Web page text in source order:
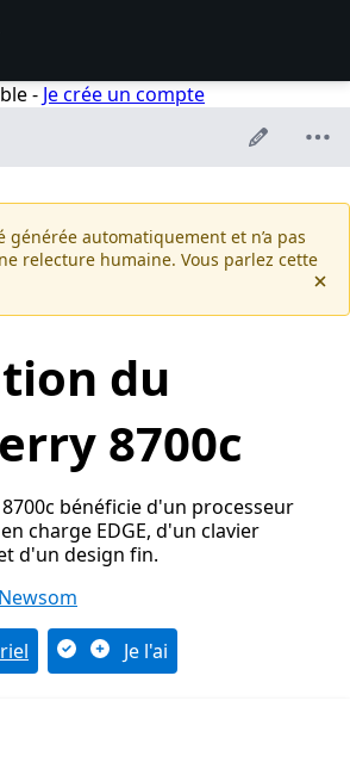
- Je crée un compte
générée automatiquement et n’a pas
relecture humaine. Vous parlez cette
du
8700c
bénéficie d'un processeur
charge EDGE, d'un clavier
d'un design fin.
Je l'ai